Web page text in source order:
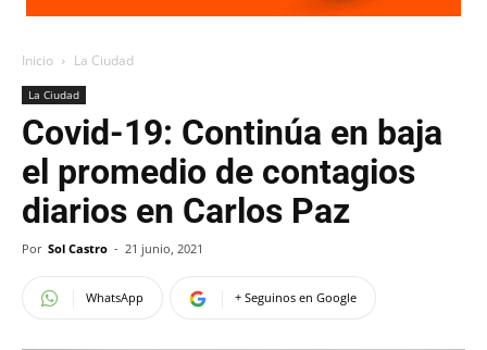
Inicio La Ciudad
La Ciudad
Covid-19: Continúa en baja
el promedio de contagios
diarios en Carlos Paz
Por Sol Castro - 21 junio, 2021
WhatsApp + Seguinos en Google